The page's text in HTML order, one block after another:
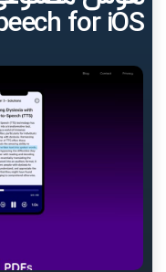
for iOS